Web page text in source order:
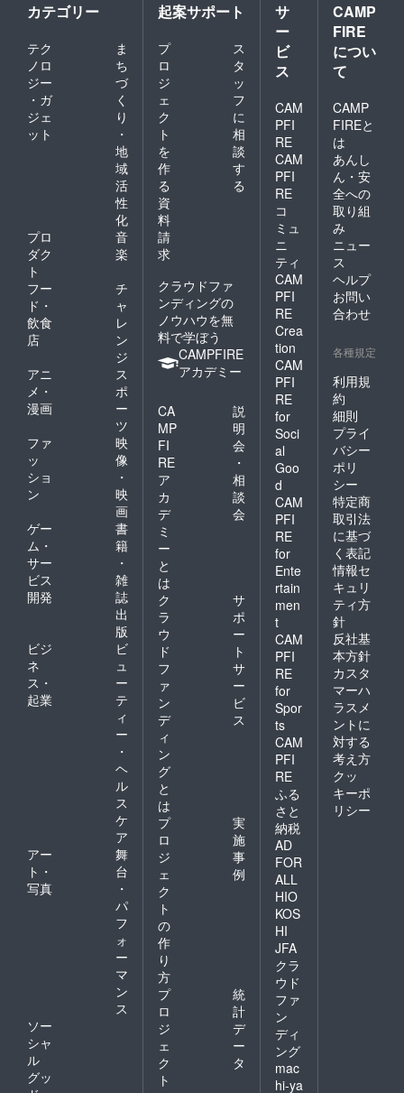
カテゴリー
テク
ノロ
ジー
・ガ
ジェ
ット
ま
ち
づ
く
り
・
地
域
活
性
化
プロ
ダク
ト
音
楽
フー
ド・
飲食
店
チ
ャ
レ
ン
ジ
アニ
メ・
漫画
ス
ポ
ー
ツ
ファ
ッ
ショ
ン
映
像
・
映
画
ゲー
ム・
サー
ビス
開発
書
籍
・
雑
誌
出
版
ビジ
ネ
ス・
起業
ビ
ュ
ー
テ
ィ
ー
・
ヘ
ル
ス
ケ
ア
アー
ト・
写真
舞
台
・
パ
フ
ォ
ー
マ
ン
ス
ソー
シャ
ル
グッ
起案サポート
プ
ロ
ジ
ェ
ク
ト
を
作
る
ス
タ
ッ
フ
に
相
談
す
る
資
料
請
求
クラウドファ
ンディングの
ノウハウを無
料で学ぼう
CAMPFIRE
アカデミー
CA
MP
FI
RE
ア
カ
デ
ミ
ー
と
は
説
明
会
・
相
談
会
ク
ラ
ウ
ド
フ
ァ
ン
デ
ィ
ン
グ
と
は
サ
ポ
ー
ト
サ
ー
ビ
ス
プ
ロ
ジ
ェ
ク
ト
の
作
り
方
実
施
事
例
プ
ロ
ジ
ェ
ク
ト
統
計
デ
ー
タ
サ
ー
ビ
ス
CAM
PFI
RE
CAM
PFI
RE
コ
ミュ
ニ
ティ
CAM
PFI
RE
Crea
tion
CAM
PFI
RE
for
Soci
al
Goo
d
CAM
PFI
RE
for
Ente
rtain
men
t
CAM
PFI
RE
for
Spor
ts
CAM
PFI
RE
ふる
さと
納税
AD
FOR
ALL
HIO
KOS
HI
JFA
クラ
ウド
ファ
ン
ディ
ング
mac
hi-ya
CAMP
FIRE
につい
て
CAMP
FIREと
は
あんし
ん・安
全への
取り組
み
ニュー
ス
ヘルプ
お問い
合わせ
各種規定
利用規
約
細則
プライ
バシー
ポリ
シー
特定商
取引法
に基づ
く表記
情報セ
キュリ
ティ方
針
反社基
本方針
カスタ
マーハ
ラスメ
ントに
対する
考え方
クッ
キーポ
リシー